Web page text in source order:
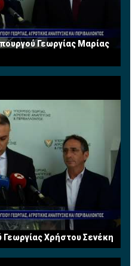
Γεωργίας Μαρίας
Γεωργίας Χρήστου Σενέκη